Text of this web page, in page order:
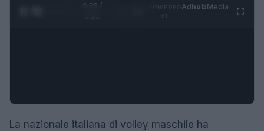
0:28 /
AdhubMedia
La nazionale italiana di volley maschile ha